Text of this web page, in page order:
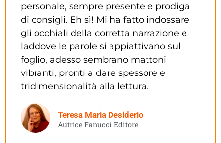
personale, sempre presente e prodiga
di consigli. Eh sì! Mi ha fatto indossare
gli occhiali della corretta narrazione e
laddove le parole si appiattivano sul
foglio, adesso sembrano mattoni
vibranti, pronti a dare spessore e
tridimensionalità alla lettura.
Teresa Maria Desiderio
Autrice Fanucci Editore